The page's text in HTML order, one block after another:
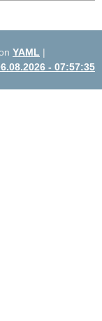
YAML |
- 07:57:35